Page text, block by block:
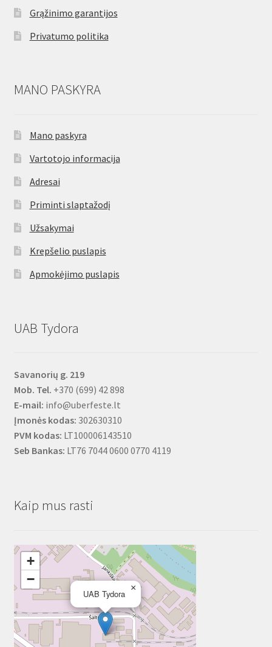
Grąžinimo garantijos
Privatumo politika
MANO PASKYRA
Mano paskyra
Vartotojo informacija
Adresai
Priminti slaptažodį
Užsakymai
Krepšelio puslapis
Apmokėjimo puslapis
UAB Tydora
Savanorių g. 219
Mob. Tel. +370 (699) 42 898
E-mail: info@uberfeste.lt
Įmonės kodas: 302630310
PVM kodas: LT100006143510
Seb Bankas: LT76 7044 0600 0770 4119
Kaip mus rasti
UAB Tydora
×
+
−